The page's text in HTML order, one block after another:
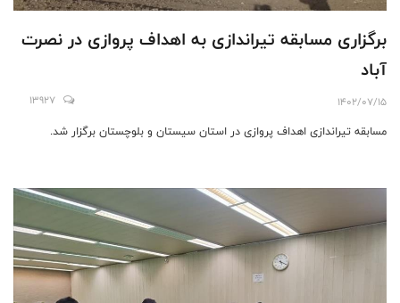
برگزاری مسابقه تیراندازی به اهداف پروازی در نصرت
آباد
1402/07/15
13927
مسابقه تیراندازی اهداف پروازی در استان سیستان و بلوچستان برگزار شد.